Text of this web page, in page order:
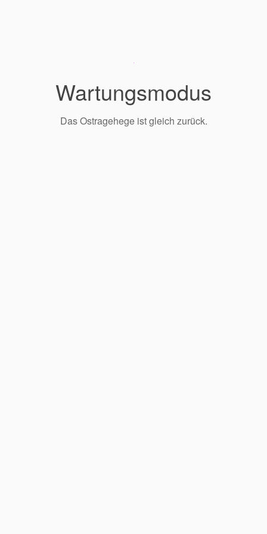
Wartungsmodus
Das Ostragehege ist gleich zurück.